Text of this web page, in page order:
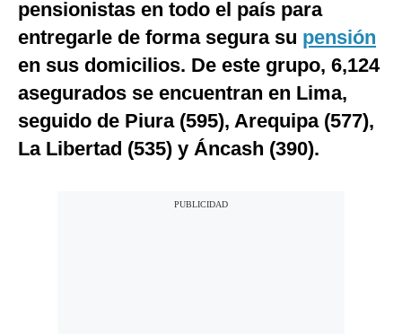
pensionistas en todo el país para
entregarle de forma segura su pensión
en sus domicilios. De este grupo, 6,124
asegurados se encuentran en Lima,
seguido de Piura (595), Arequipa (577),
La Libertad (535) y Áncash (390).